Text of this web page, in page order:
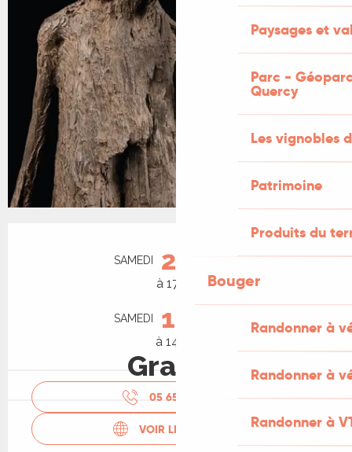
Paysages et
Parc -
Quercy
Les vignobles
Patrimoine
Produits du
Bouger
Randonner à
Randonner à
Randonner à
Ouverture et coordonnées
SAMEDI 29
à 17:30
SAMEDI 19
à 14:30
Gratuit
05 65 20 88
VOIR LES SITES WEB